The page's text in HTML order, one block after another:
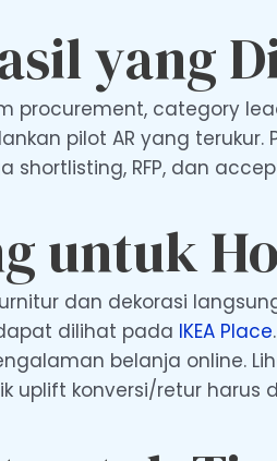
yang
procurement, category
pilot AR yang
shortlisting, RFP, dan
untuk
dan dekorasi
dilihat pada IKEA Place
belanja online.
uplift konversi/retur harus